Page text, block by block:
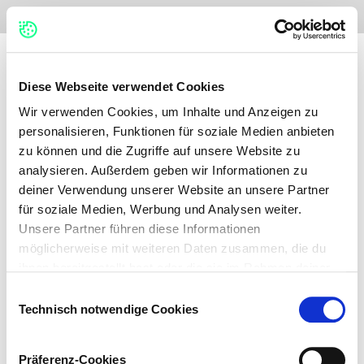
Diese Webseite verwendet Cookies
Wir verwenden Cookies, um Inhalte und Anzeigen zu
personalisieren, Funktionen für soziale Medien anbieten
zu können und die Zugriffe auf unsere Website zu
analysieren. Außerdem geben wir Informationen zu
deiner Verwendung unserer Website an unsere Partner
für soziale Medien, Werbung und Analysen weiter.
Unsere Partner führen diese Informationen
möglicherweise mit weiteren Daten zusammen, die du
Kategorien von Cookies: Technisch notwendige Cookies,
Technisch notwendige Cookies
Präferenz-Cookies